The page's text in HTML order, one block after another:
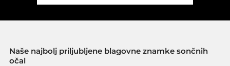
Naše najbolj priljubljene blagovne znamke sončnih
očal